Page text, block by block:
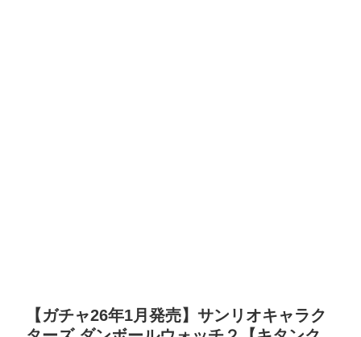
【ガチャ26年1月発売】サンリオキャラク